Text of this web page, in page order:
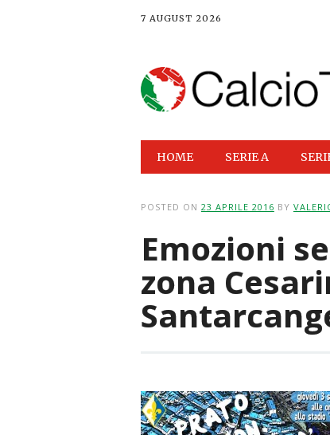
7 AUGUST 2026
Main menu
HOME SERIE A
POSTED ON 23 APRILE 2016 BY
Emozioni
zona